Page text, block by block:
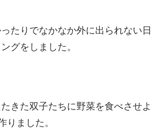
たりでなかなか外に出られない日
グをしました。
きた双子たちに野菜を食べさせよ
りました。